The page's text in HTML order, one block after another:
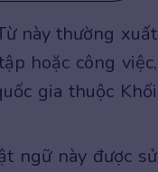
này thường xuất
hoặc công việc,
gia thuộc Khối
ngữ này được sử